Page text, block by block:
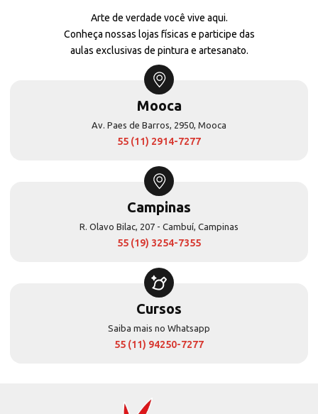
Arte de verdade você vive aqui.
Conheça nossas lojas físicas e participe das
aulas exclusivas de pintura e artesanato.
Mooca
Av. Paes de Barros, 2950, Mooca
55 (11) 2914-7277
Campinas
R. Olavo Bilac, 207 - Cambuí, Campinas
55 (19) 3254-7355
Cursos
Saiba mais no Whatsapp
55 (11) 94250-7277